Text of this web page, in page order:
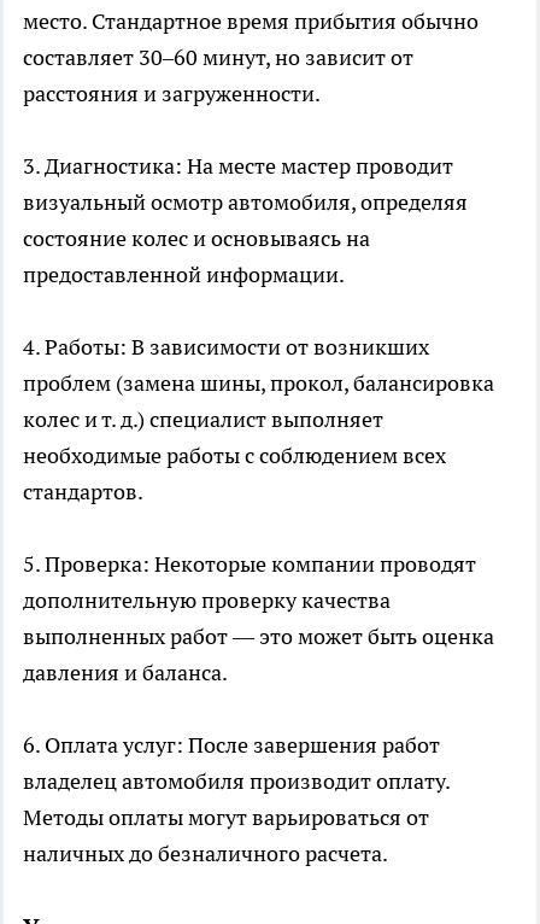
место. Стандартное время прибытия обычно
составляет 30–60 минут, но зависит от
расстояния и загруженности.
3. Диагностика: На месте мастер проводит
визуальный осмотр автомобиля, определяя
состояние колес и основываясь на
предоставленной информации.
4. Работы: В зависимости от возникших
проблем (замена шины, прокол, балансировка
колес и т. д.) специалист выполняет
необходимые работы с соблюдением всех
стандартов.
5. Проверка: Некоторые компании проводят
дополнительную проверку качества
выполненных работ — это может быть оценка
давления и баланса.
6. Оплата услуг: После завершения работ
владелец автомобиля производит оплату.
Методы оплаты могут варьироваться от
наличных до безналичного расчета.